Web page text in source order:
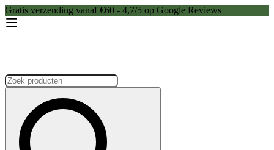
Gratis verzending vanaf €60 - 4,7/5 op Google Reviews
Zoeken: